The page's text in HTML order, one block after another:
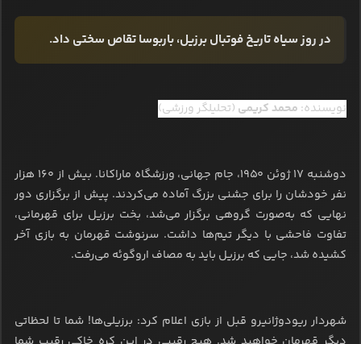
در روز سیاه تاریخ فوتبال برزیل، باربوسا تقاص سختی داد.
نویسنده: محمد کریمی (تحلیلگر ورزشی)
دوشنبه ۱۷ ژوئن ۱۹۵۰، جام جهانی، ورزشگاه ماراکانا. بیش از ۱۶۰ هزار
نفر خودشان را برای جشنی بزرگ آماده می‌کردند. پیش از برگزاری دور
نهایی که به‌صورت گروهی برگزار می‌شد، بخت برزیل برای قهرمانی،
تفاوت فاحشی با دیگر تیم‌ها داشت. سرنوشت قهرمان به بازی آخر
کشیده شد، جایی که برزیل باید به مصاف اروگوئه می‌رفت.
شهردار ریودوژانیرو قبل از بازی اعلام کرد: برزیلی‌ها! شما تا لحظاتی